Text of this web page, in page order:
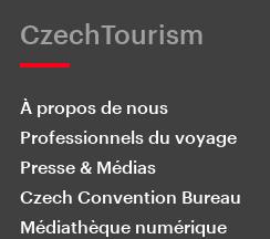
CzechTourism
À propos de nous
Professionnels du voyage
Presse & Médias
Czech Convention Bureau
Médiathèque numérique